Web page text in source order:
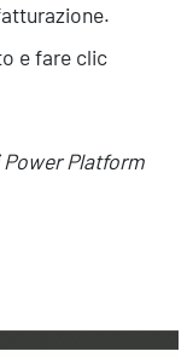
e fare clic
Platform